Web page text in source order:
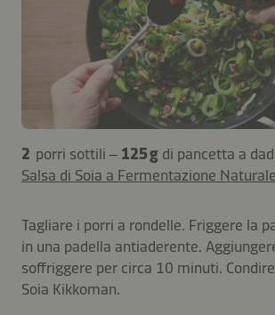
2 porri sottili – 125 g di pancetta a
Salsa di Soia a Fermentazione
Tagliare i porri a rondelle. Friggere la
in una padella antiaderente.
soffriggere per circa 10 minuti.
Soia Kikkoman.